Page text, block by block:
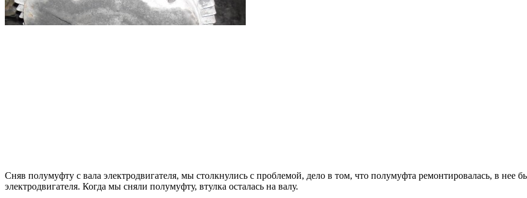
Сняв полумуфту с вала электродвигателя, мы столкнулись с проблемой, дело в том, что полумуфта ремонтировалась, в нее
электродвигателя. Когда мы сняли полумуфту, втулка осталась на валу.